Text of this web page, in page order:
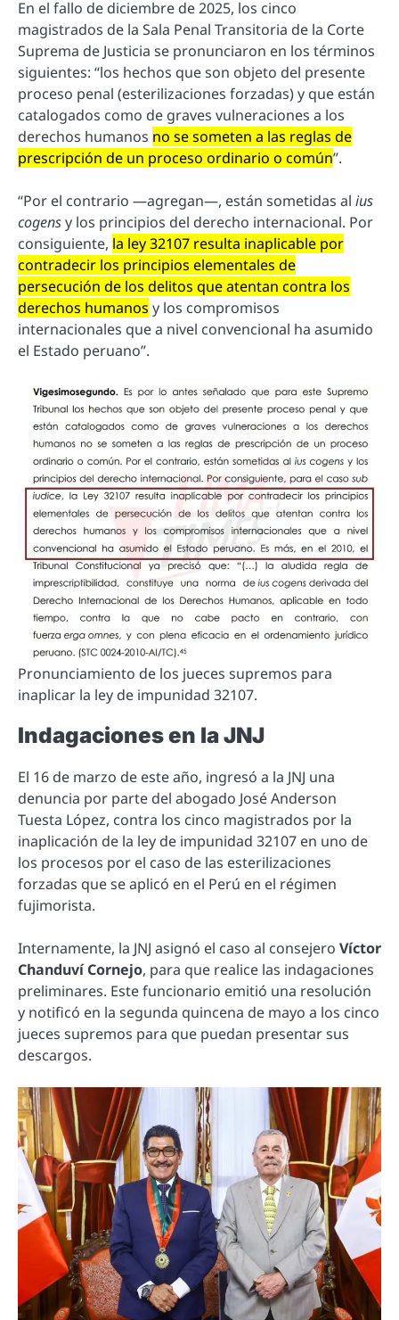
En el fallo de diciembre de 2025, los cinco
magistrados de la Sala Penal Transitoria de la Corte
Suprema de Justicia se pronunciaron en los términos
siguientes: “los hechos que son objeto del presente
proceso penal (esterilizaciones forzadas) y que están
catalogados como de graves vulneraciones a los
derechos humanos no se someten a las reglas de
prescripción de un proceso ordinario o común”.
“Por el contrario —agregan—, están sometidas al ius
cogensy los principios del derecho internacional. Por
consiguiente, la ley 32107 resulta inaplicable por
contradecir los principios elementales de
persecución de los delitos que atentan contra los
derechos humanos y los compromisos
internacionales que a nivel convencional ha asumido
el Estado peruano”.
Pronunciamiento de los jueces supremos para
inaplicar la ley de impunidad 32107.
Indagaciones en la JNJ
El 16 de marzo de este año, ingresó a la JNJ una
denuncia por parte del abogado José Anderson
Tuesta López, contra los cinco magistrados por la
inaplicación de la ley de impunidad 32107 en uno de
los procesos por el caso de las esterilizaciones
forzadas que se aplicó en el Perú en el régimen
fujimorista.
Internamente, la JNJ asignó el caso al consejero Víctor
Chanduví Cornejo, para que realice las indagaciones
preliminares. Este funcionario emitió una resolución
y notificó en la segunda quincena de mayo a los cinco
jueces supremos para que puedan presentar sus
descargos.